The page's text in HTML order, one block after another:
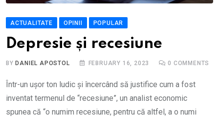
ACTUALITATE OPINII POPULAR
Depresie și recesiune
BY DANIEL APOSTOL FEBRUARY 16, 2023 0 COMMENTS
Într-un ușor ton ludic și încercând să justifice cum a fost
inventat termenul de “recesiune”, un analist economic
spunea că “o numim recesiune, pentru că altfel, a o numi